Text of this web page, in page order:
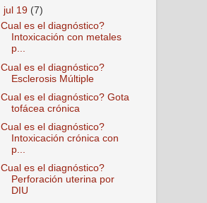
jul 19 (7)
Cual es el diagnóstico?
Intoxicación con metales
p...
Cual es el diagnóstico?
Esclerosis Múltiple
Cual es el diagnóstico? Gota
tofácea crónica
Cual es el diagnóstico?
Intoxicación crónica con
p...
Cual es el diagnóstico?
Perforación uterina por
DIU